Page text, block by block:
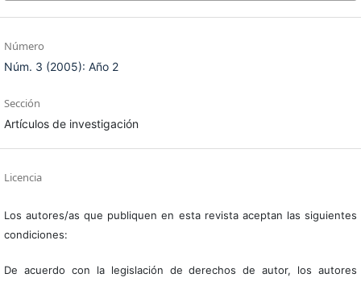
Número
Núm. 3 (2005): Año 2
Sección
Artículos de investigación
Licencia
Los autores/as que publiquen en esta revista aceptan las siguientes
condiciones:
De acuerdo con la legislación de derechos de autor, los autores